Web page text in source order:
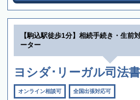
【駒込駅徒歩1分】相続手続き・生前
ーター
ヨシダ･リーガル司法
オンライン相談可 全国出張対応可